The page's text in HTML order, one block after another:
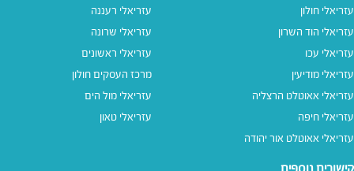
עזריאלי חולון
עזריאלי הוד השרון
עזריאלי עכו
עזריאלי מודיעין
עזריאלי אאוטלט הרצליה
עזריאלי חיפה
עזריאלי אאוטלט אור יהודה
עזריאלי רעננה
עזריאלי שרונה
עזריאלי ראשונים
מרכז העסקים חולון
עזריאלי מול הים
עזריאלי טאון